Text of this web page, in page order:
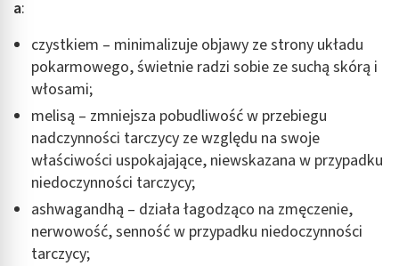
a:
czystkiem – minimalizuje objawy ze strony układu
pokarmowego, świetnie radzi sobie ze suchą skórą i
włosami;
melisą – zmniejsza pobudliwość w przebiegu
nadczynności tarczycy ze względu na swoje
właściwości uspokajające, niewskazana w przypadku
niedoczynności tarczycy;
ashwagandhą – działa łagodząco na zmęczenie,
nerwowość, senność w przypadku niedoczynności
tarczycy;